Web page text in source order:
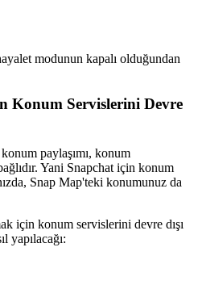
modunun kapalı olduğundan
Konum Servislerini Devre
paylaşımı, konum
Yani Snapchat için konum
Snap Map'teki konumunuz da
için konum servislerini devre dışı
yapılacağı: